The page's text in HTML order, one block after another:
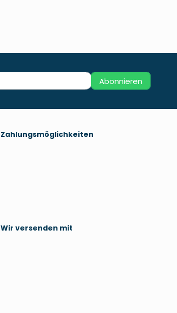
Abonnieren
Zahlungsmöglichkeiten
Wir versenden mit